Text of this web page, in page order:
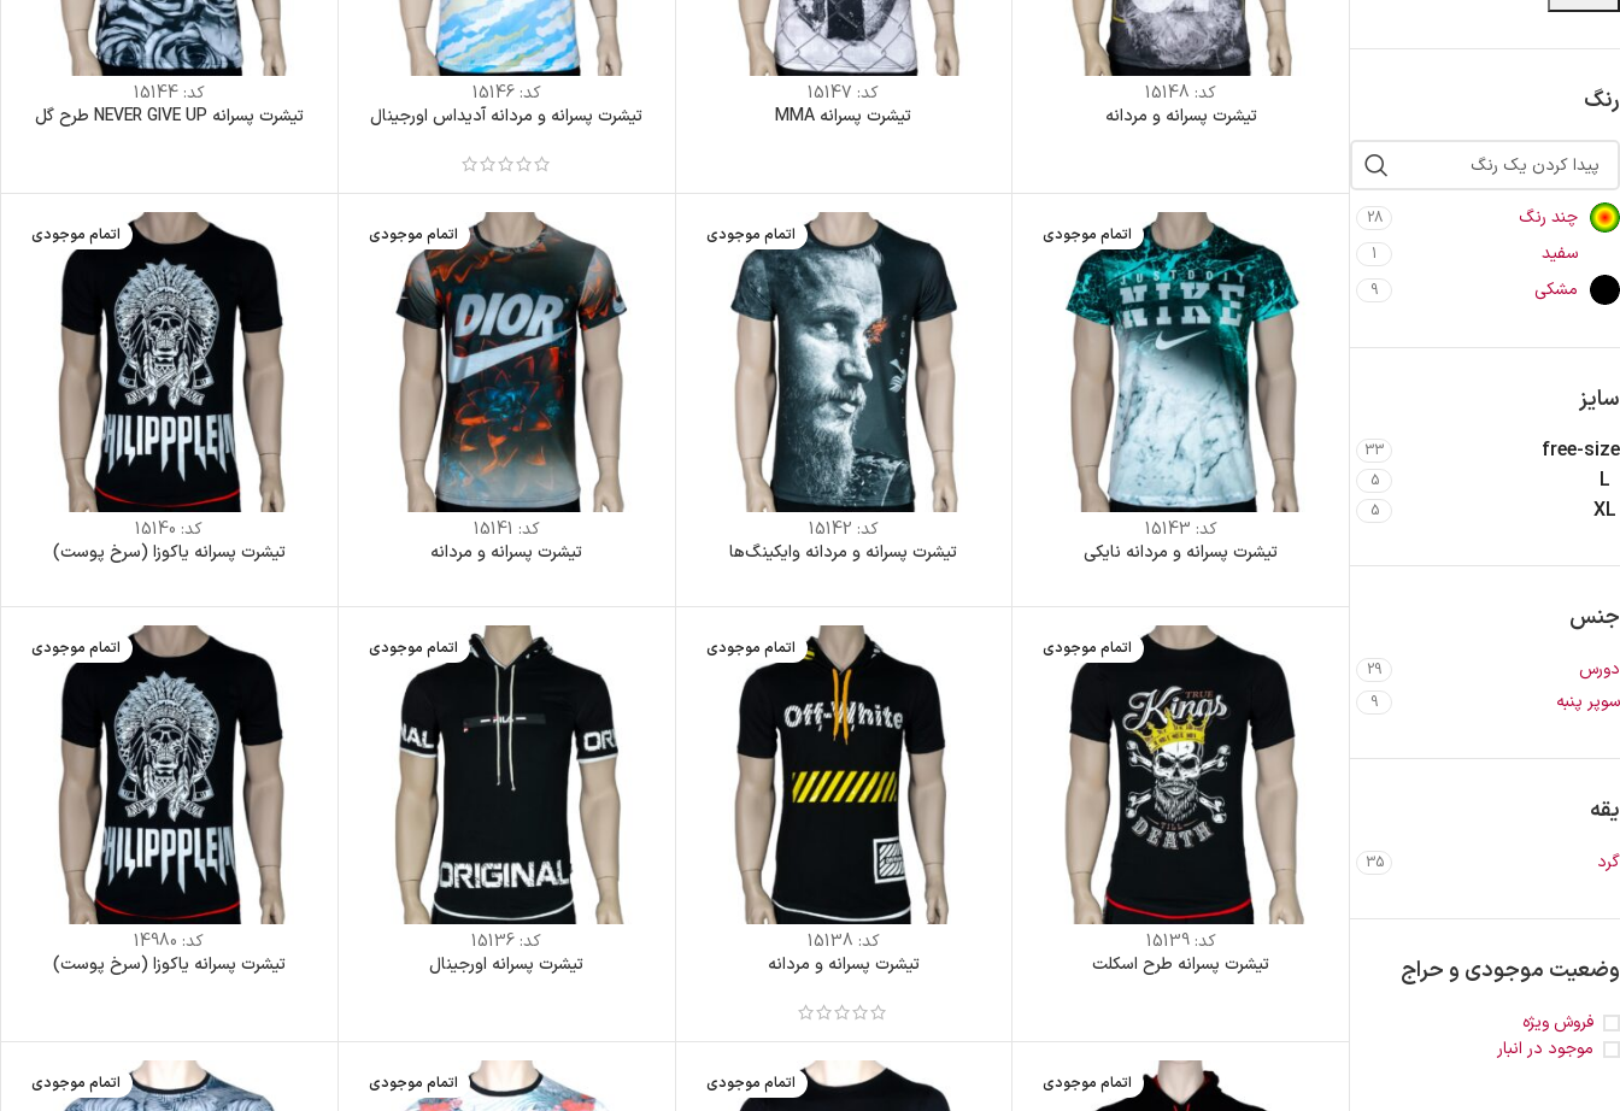
رنگ
چند رنگ 28
سفید 1
مشکی 9
سایز
free-size
33
L
5
XL
5
جنس
دورس 29
سوپر پنبه 9
یقه
گرد 35
وضعیت موجودی و حراج
فروش ویژه
موجود در انبار
کد: 15148
تیشرت پسرانه و مردانه
کد: 15147
تیشرت پسرانه MMA
کد:15146
تیشرت پسرانه و مردانه آدیداس اورجینال
کد:15144
تیشرت پسرانه NEVER GIVE UP طرح گل
اتمام موجودی
کد: 15143
تیشرت پسرانه و مردانه نایکی
اتمام موجودی
کد: 15142
تیشرت پسرانه و مردانه وایکینگ‌ها
اتمام موجودی
کد: 15141
تیشرت پسرانه و مردانه
اتمام موجودی
کد: 15140
تیشرت پسرانه یاکوزا (سرخ پوست)
اتمام موجودی
کد:15139
تیشرت پسرانه طرح اسکلت
اتمام موجودی
کد: 15138
تیشرت پسرانه و مردانه
اتمام موجودی
کد: 15136
تیشرت پسرانه اورجینال
اتمام موجودی
کد: 14980
تیشرت پسرانه یاکوزا (سرخ پوست)
اتمام موجودی اتمام موجودی اتمام موجودی اتمام موجودی